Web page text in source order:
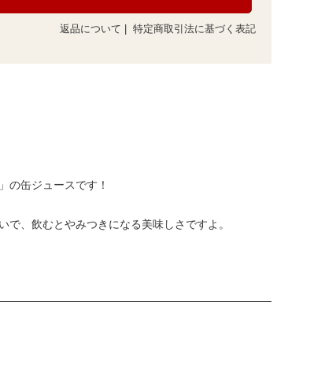
返品について 特定商取引法に基づく表記
の缶ジュースです！
、飲むとやみつきになる美味しさですよ。